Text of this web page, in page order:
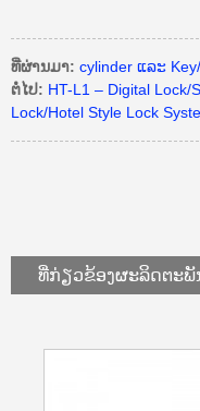
ທີ່ຜ່ານມາ: cylinder ແລະ
ຕໍ່ໄປ: HT-L1 – Digital Lock/
Lock/Hotel Style Lock
ທີ່ກ່ຽວຂ້ອງຜະລິດຕະພັ